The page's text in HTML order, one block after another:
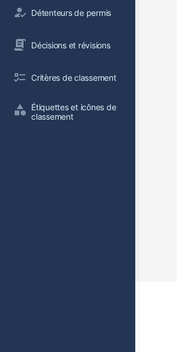
Détenteurs de permis
Décisions et révisions
Critères de classement
Étiquettes et icônes de
classement